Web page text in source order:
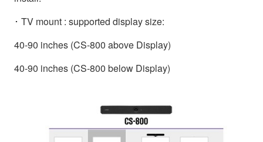
･ TV mount : supported display size:
40-90 inches (CS-800 above Display)
40-90 inches (CS-800 below Display)